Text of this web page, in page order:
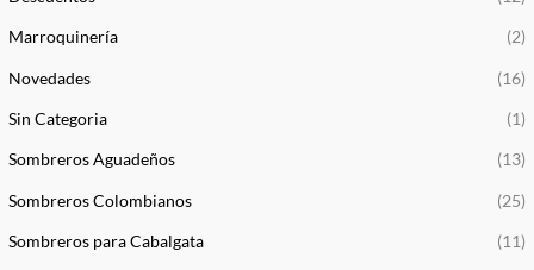
Marroquinería (2)
Novedades (16)
Sin Categoria (1)
Sombreros Aguadeños (13)
Sombreros Colombianos (25)
Sombreros para Cabalgata (11)